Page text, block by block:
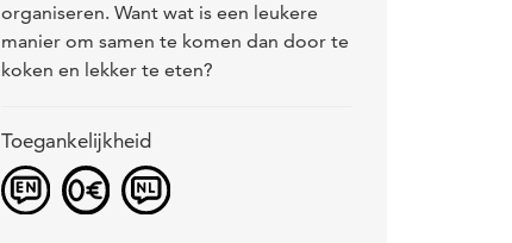
organiseren. Want wat is een leukere
manier om samen te komen dan door te
koken en lekker te eten?
Toegankelijkheid